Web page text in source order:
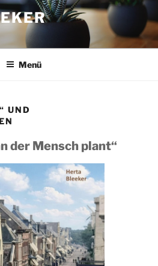
Menü
UND
der Mensch plant“